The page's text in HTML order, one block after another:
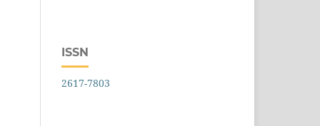
ISSN
2617-7803